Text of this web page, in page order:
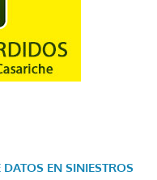
EN SINIESTROS